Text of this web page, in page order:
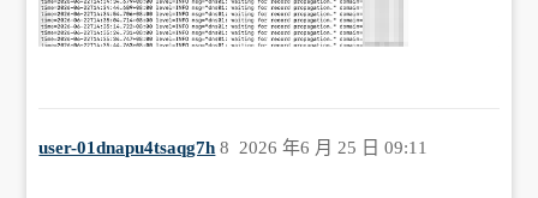
user-01dnapu4tsaqg7h 2026 年6 月 25 日 09:11
8